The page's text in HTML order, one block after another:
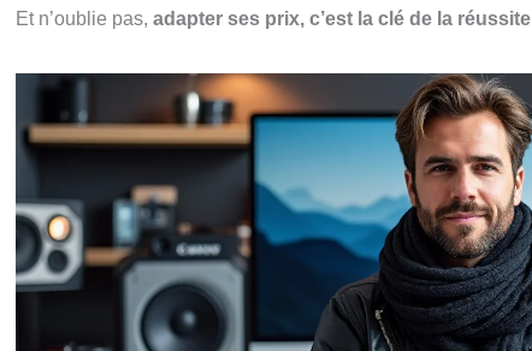
Et n’oublie pas, adapter ses prix, c’est la clé de la réussite